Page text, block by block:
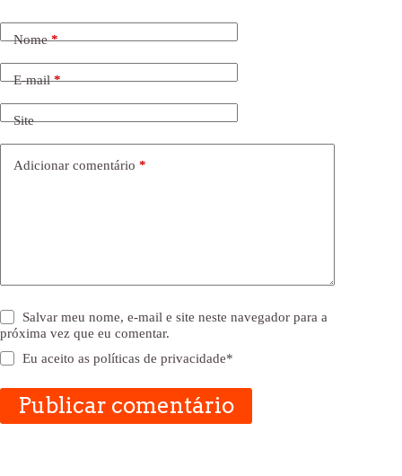
Nome*
E-mail*
Site
Adicionar comentário *
Salvar meu nome, e-mail e site neste navegador para a
próxima vez que eu comentar.
Eu aceito aspolíticas de privacidade*
Publicar comentário